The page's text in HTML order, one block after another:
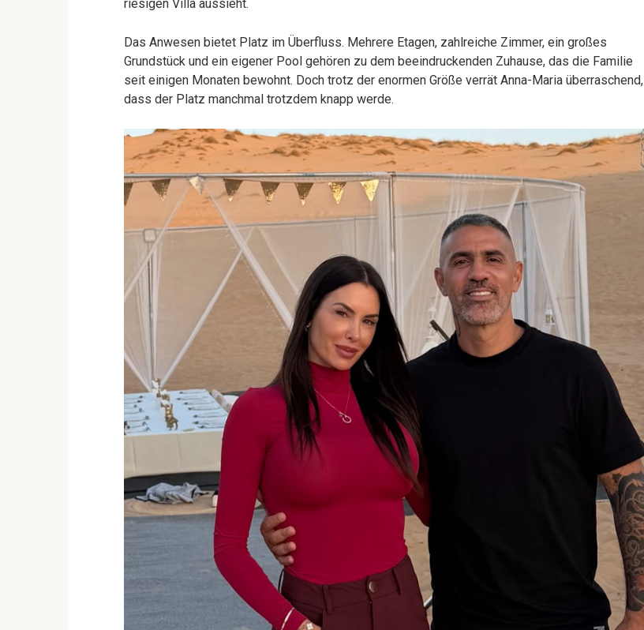
riesigen Villa aussieht.
Das Anwesen bietet Platz im Überfluss. Mehrere Etagen, zahlreiche Zimmer, ein großes
Grundstück und ein eigener Pool gehören zu dem beeindruckenden Zuhause, das die Familie
seit einigen Monaten bewohnt. Doch trotz der enormen Größe verrät Anna-Maria überraschend,
dass der Platz manchmal trotzdem knapp werde.